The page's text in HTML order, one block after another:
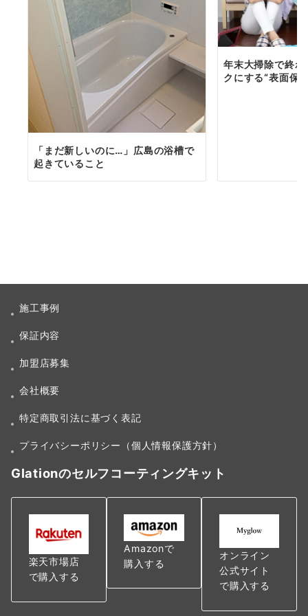
「まだ新しいのに…」広島の浴槽で
起きていること
年末大掃除で終
クにする“表面保
施工事例
保証内容
加盟店募集
会社概要
特定商取引法に基づく表記
プライバシーポリシー（個人情報保護方針）
Glationのセルフコーティングキット
楽天市場店
で購入する
Amazonで
購入する
オンライン
公式サイト
で購入する